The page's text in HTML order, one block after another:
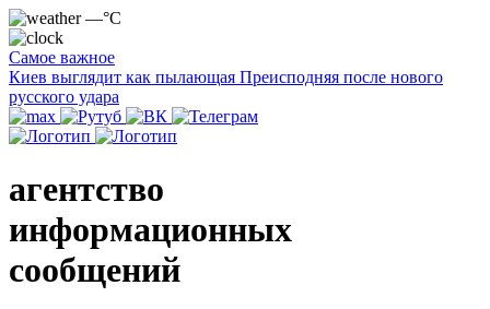
—°C
Самое важное
Киев выглядит как пылающая Преисподняя после нового
русского удара
агентство
информационных
сообщений